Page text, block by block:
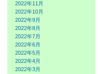
2022年11月
2022年10月
2022年9月
2022年8月
2022年7月
2022年6月
2022年5月
2022年4月
2022年3月